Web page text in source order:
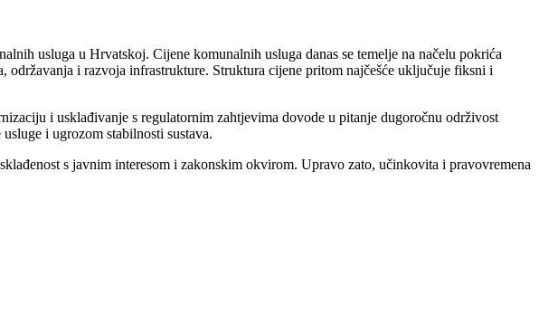
usluga u Hrvatskoj. Cijene komunalnih usluga danas se temelje na načelu pokrića
i razvoja infrastrukture. Struktura cijene pritom najčešće uključuje fiksni i
i usklađivanje s regulatornim zahtjevima dovode u pitanje dugoročnu održivost
i ugrozom stabilnosti sustava.
s javnim interesom i zakonskim okvirom. Upravo zato, učinkovita i pravovremena